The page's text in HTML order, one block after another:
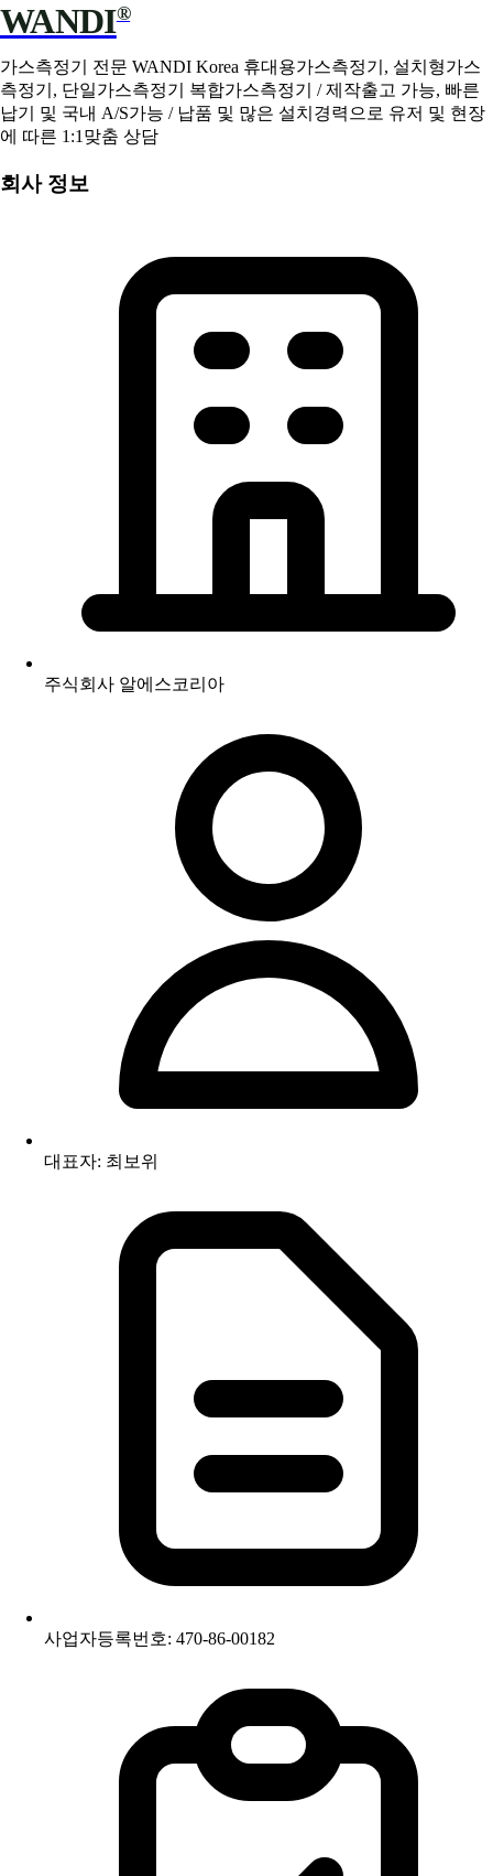
WANDI®
가스측정기 전문 WANDI Korea 휴대용가스측정기, 설치형가스
측정기, 단일가스측정기 복합가스측정기 / 제작출고 가능, 빠른
납기 및 국내 A/S가능 / 납품 및 많은 설치경력으로 유저 및 현장
에 따른 1:1맞춤 상담
회사 정보
주식회사 알에스코리아
대표자: 최보위
사업자등록번호: 470-86-00182